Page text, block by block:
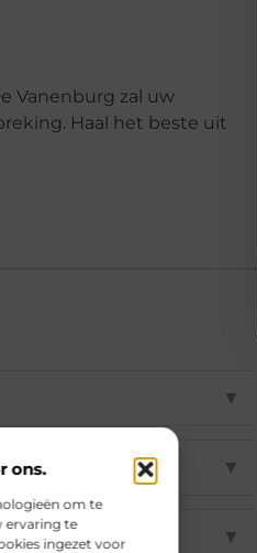
ons.
om te
ervaring te
ingezet voor
Vanenburg zal uw
Haal het beste uit
▼
▼
▼